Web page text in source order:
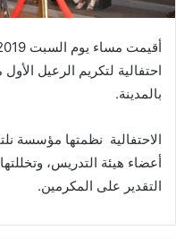
احتفالية لتكريم الرعيل
بالمدينة.
الاحتفالية نظمتها مؤسسة
أعضاء هيئة التدريس،
التقدير على المكرمين.